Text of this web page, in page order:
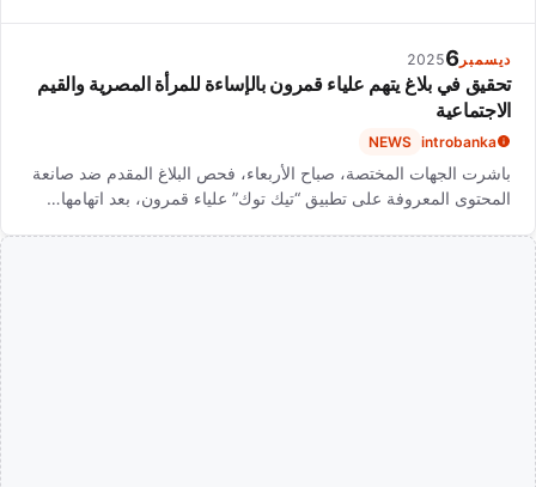
ديسمبر 6
2025
تحقيق في بلاغ يتهم علياء قمرون بالإساءة للمرأة المصرية والقيم
الاجتماعية
introbanka
NEWS
باشرت الجهات المختصة، صباح الأربعاء، فحص البلاغ المقدم ضد صانعة
المحتوى المعروفة على تطبيق “تيك توك” علياء قمرون، بعد اتهامها…